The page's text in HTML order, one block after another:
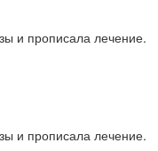
и прописала лечение.
и прописала лечение.